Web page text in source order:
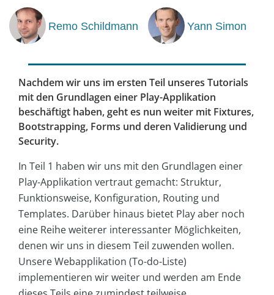
Remo Schildmann Yann Simon
Nachdem wir uns im ersten Teil unseres Tutorials
mit den Grundlagen einer Play-Applikation
beschäftigt haben, geht es nun weiter mit Fixtures,
Bootstrapping, Forms und deren Validierung und
Security.
In Teil 1 haben wir uns mit den Grundlagen einer
Play-Applikation vertraut gemacht: Struktur,
Funktionsweise, Konfiguration, Routing und
Templates. Darüber hinaus bietet Play aber noch
eine Reihe weiterer interessanter Möglichkeiten,
denen wir uns in diesem Teil zuwenden wollen.
Unsere Webapplikation (To-do-Liste)
implementieren wir weiter und werden am Ende